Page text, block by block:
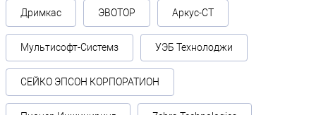
Дримкас ЭВОТОР Аркус-СТ
Мультисофт-Системз УЭБ Технолоджи
СЕЙКО ЭПСОН КОРПОРАТИОН